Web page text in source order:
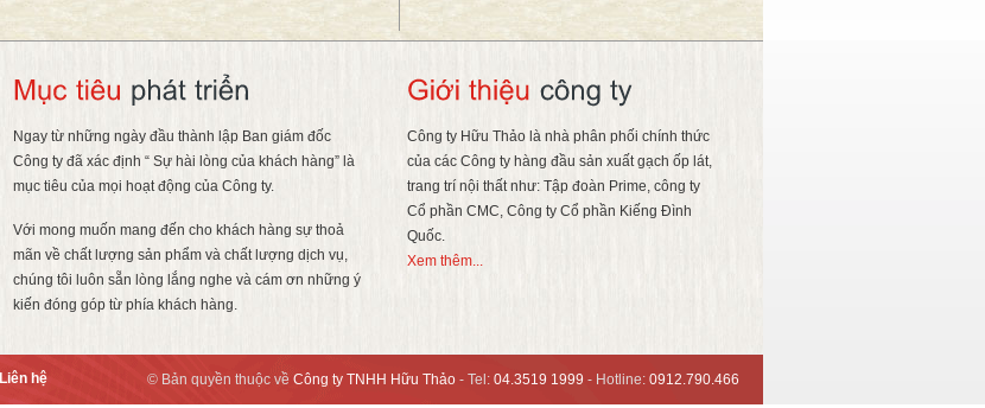
Ngay từ những ngày đầu thành lập Ban giám đốc
Công ty đã xác định “ Sự hài lòng của khách hàng” là
mục tiêu của mọi hoạt động của Công ty.
Với mong muốn mang đến cho khách hàng sự thoả
mãn về chất lượng sản phẩm và chất lượng dịch vụ,
chúng tôi luôn sẵn lòng lắng nghe và cám ơn những ý
kiến đóng góp từ phía khách hàng.
Công ty Hữu Thảo là nhà phân phối chính thức
của các Công ty hàng đầu sản xuất gạch ốp lát,
trang trí nội thất như: Tập đoàn Prime, công ty
Cổ phần CMC, Công ty Cổ phần Kiếng Đình
Quốc.
Xem thêm...
© Bản quyền thuộc về Công ty TNHH Hữu Thảo - Tel: 04.3519 1999 - Hotline: 0912.790.466
Liên hệ